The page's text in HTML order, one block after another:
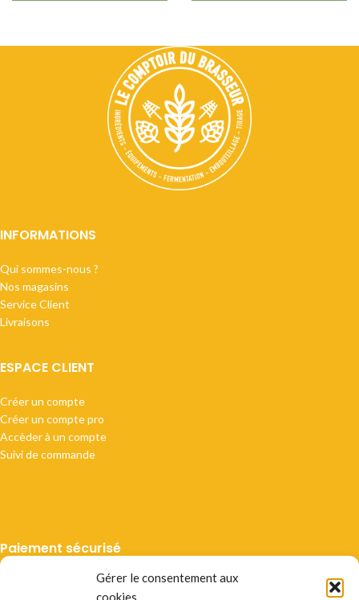
Gérer le consentement aux
cookies
INFORMATIONS
Qui sommes-nous ?
Nos magasins
Service Client
Livraisons
ESPACE CLIENT
Créer un compte
Créer un compte pro
Accèder à un compte
Suivi de commande
Paiement sécurisé